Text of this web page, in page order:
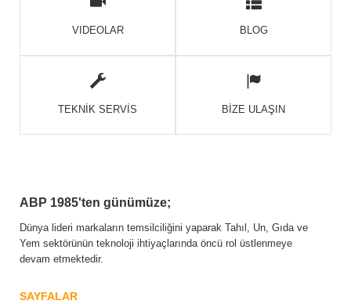
VIDEOLAR BLOG
TEKNİK SERVİS BİZE ULAŞIN
ABP 1985'ten günümüze;
Dünya lideri markaların temsilciliğini yaparak Tahıl, Un, Gıda ve
Yem sektörünün teknoloji ihtiyaçlarında öncü rol üstlenmeye
devam etmektedir.
SAYFALAR